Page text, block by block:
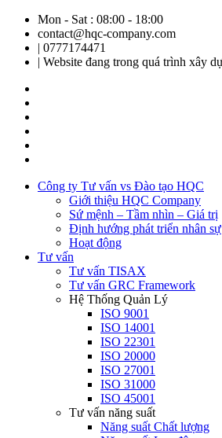
Mon - Sat : 08:00 - 18:00
contact@hqc-company.com
| 0777174471
| Website đang trong quá trình xây
Công ty Tư vấn vs Đào tạo HQC
Giới thiệu HQC Company
Sứ mệnh – Tầm nhìn – Giá trị
Định hướng phát triển nhân sự
Hoạt động
Tư vấn
Tư vấn TISAX
Tư vấn GRC Framework
Hệ Thống Quản Lý
ISO 9001
ISO 14001
ISO 22301
ISO 20000
ISO 27001
ISO 31000
ISO 45001
Tư vấn năng suất
Năng suất Chất lượng